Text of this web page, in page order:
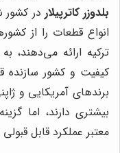
بلدوزر کاترپیلار در کشور
انواع قطعات را از
ترکیه ارائه می‌دهند،
کیفیت و کشور سازنده
برندهای آمریکایی و
بیشتری دارند، اما
معتبر عملکرد قابل قبولی